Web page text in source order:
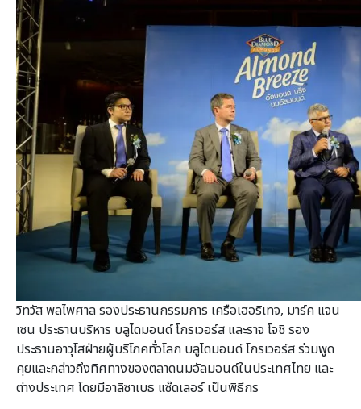
วิทวัส พลไพศาล รองประธานกรรมการ เครือเฮอริเทจ, มาร์ค แจน
เซน ประธานบริหาร บลูไดมอนด์ โกรเวอร์ส และราจ โจชิ รอง
ประธานอาวุโสฝ่ายผู้บริโภคทั่วโลก บลูไดมอนด์ โกรเวอร์ส ร่วมพูด
คุยและกล่าวถึงทิศทางของตลาดนมอัลมอนด์ในประเทศไทย และ
ต่างประเทศ โดยมีอาลิซาเบธ แซ๊ดเลอร์ เป็นพิธีกร